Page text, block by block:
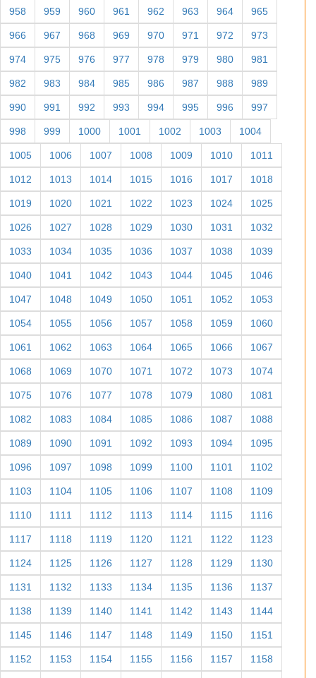
958 959 960 961 962 963 964 965
966 967 968 969 970 971 972 973
974 975 976 977 978 979 980 981
982 983 984 985 986 987 988 989
990 991 992 993 994 995 996 997
998 999 1000 1001 1002 1003 1004
1005 1006 1007 1008 1009 1010 1011
1012 1013 1014 1015 1016 1017 1018
1019 1020 1021 1022 1023 1024 1025
1026 1027 1028 1029 1030 1031 1032
1033 1034 1035 1036 1037 1038 1039
1040 1041 1042 1043 1044 1045 1046
1047 1048 1049 1050 1051 1052 1053
1054 1055 1056 1057 1058 1059 1060
1061 1062 1063 1064 1065 1066 1067
1068 1069 1070 1071 1072 1073 1074
1075 1076 1077 1078 1079 1080 1081
1082 1083 1084 1085 1086 1087 1088
1089 1090 1091 1092 1093 1094 1095
1096 1097 1098 1099 1100 1101 1102
1103 1104 1105 1106 1107 1108 1109
1110 1111 1112 1113 1114 1115 1116
1117 1118 1119 1120 1121 1122 1123
1124 1125 1126 1127 1128 1129 1130
1131 1132 1133 1134 1135 1136 1137
1138 1139 1140 1141 1142 1143 1144
1145 1146 1147 1148 1149 1150 1151
1152 1153 1154 1155 1156 1157 1158